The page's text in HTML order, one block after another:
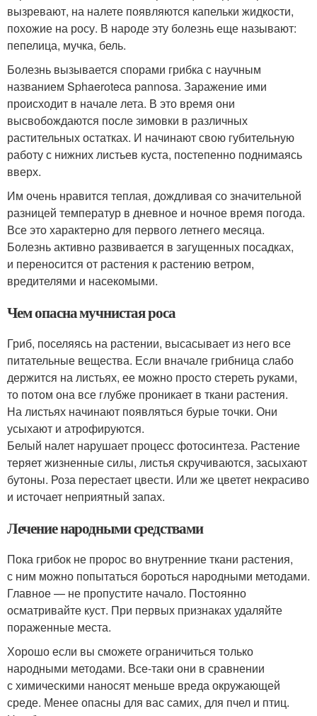
вызревают, на налете появляются капельки жидкости,
похожие на росу. В народе эту болезнь еще называют:
пепелица, мучка, бель.
Болезнь вызывается спорами грибка с научным
названием Sphaeroteca pannosa. Заражение ими
происходит в начале лета. В это время они
высвобождаются после зимовки в различных
растительных остатках. И начинают свою губительную
работу с нижних листьев куста, постепенно поднимаясь
вверх.
Им очень нравится теплая, дождливая со значительной
разницей температур в дневное и ночное время погода.
Все это характерно для первого летнего месяца.
Болезнь активно развивается в загущенных посадках,
и переносится от растения к растению ветром,
вредителями и насекомыми.
Чем опасна мучнистая роса
Гриб, поселяясь на растении, высасывает из него все
питательные вещества. Если вначале грибница слабо
держится на листьях, ее можно просто стереть руками,
то потом она все глубже проникает в ткани растения.
На листьях начинают появляться бурые точки. Они
усыхают и атрофируются.
Белый налет нарушает процесс фотосинтеза. Растение
теряет жизненные силы, листья скручиваются, засыхают
бутоны. Роза перестает цвести. Или же цветет некрасиво
и источает неприятный запах.
Лечение народными средствами
Пока грибок не пророс во внутренние ткани растения,
с ним можно попытаться бороться народными методами.
Главное — не пропустите начало. Постоянно
осматривайте куст. При первых признаках удаляйте
пораженные места.
Хорошо если вы сможете ограничиться только
народными методами. Все-таки они в сравнении
с химическими наносят меньше вреда окружающей
среде. Менее опасны для вас самих, для пчел и птиц.